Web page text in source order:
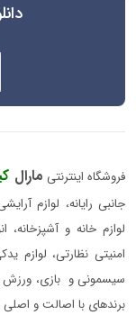
فروشگاه اینترنتی مارال
جانبی رایانه، لوازم
لوازم خانه و
امنیتی نظارتی، لوازم
سیسمونی و بازی، ورزش
برندهای با اصالت و